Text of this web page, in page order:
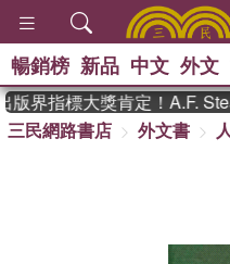
偉
暢銷榜 新品 中文 外文
界指標大獎肯定！A.F.
三民網路書店
外文書